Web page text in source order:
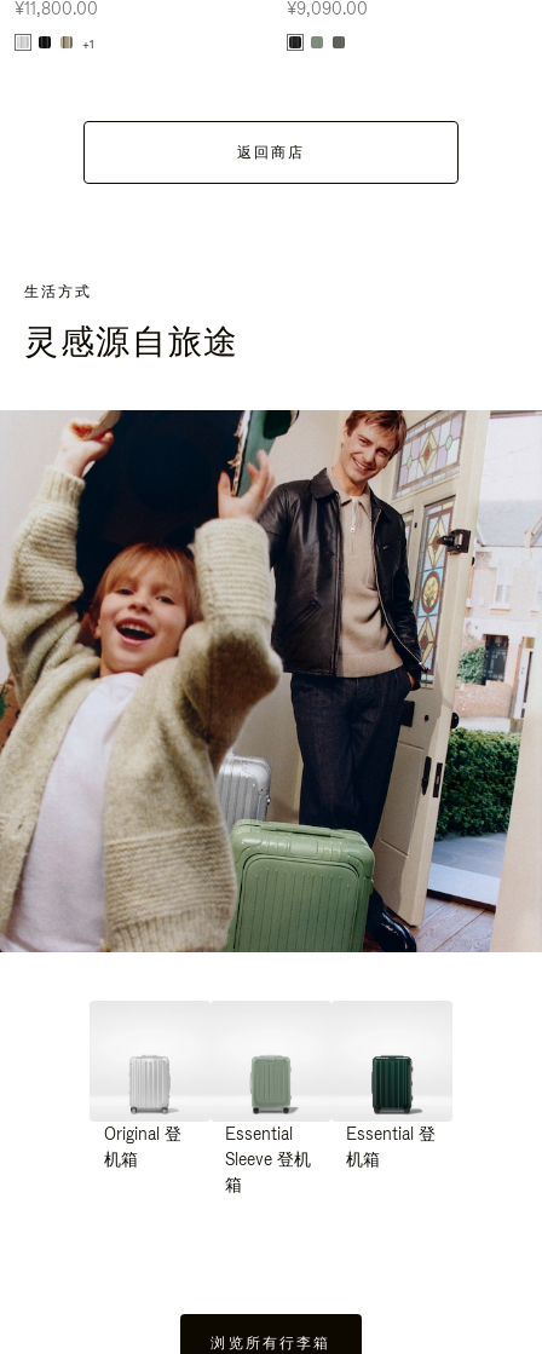
¥11,800.00
+1
¥9,090.00
返回商店
生活方式
灵感源自旅途
Original 登
机箱
Essential
Sleeve 登机
箱
Essential 登
机箱
浏览所有行李箱